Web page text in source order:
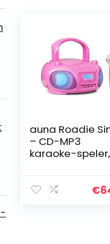
auna Roadie
– CD-MP3
karaoke-speler,
functie, USB-€